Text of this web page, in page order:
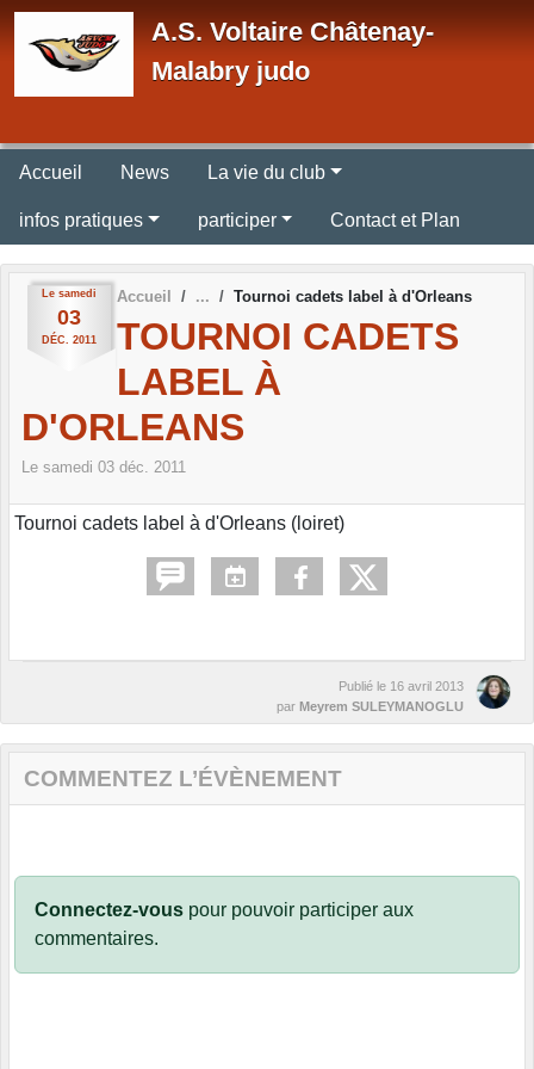
A.S. Voltaire Châtenay-
Malabry judo
Accueil News La vie du club
infos pratiques participer Contact et Plan
Le samedi
03
DÉC. 2011
Accueil Tournoi cadets label à d'Orleans
TOURNOI CADETS
LABEL À
D'ORLEANS
Le samedi 03 déc. 2011
Tournoi cadets label à d'Orleans (loiret)
Publié le 16 avril 2013
par Meyrem SULEYMANOGLU
COMMENTEZ L’ÉVÈNEMENT
Connectez-vous pour pouvoir participer aux
commentaires.
Panneau de gestion des cookies